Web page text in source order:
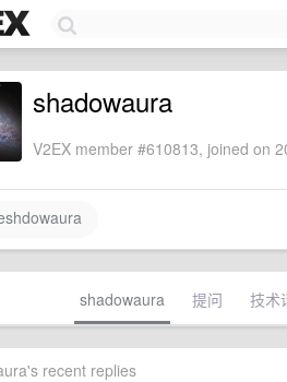
shadowaura
V2EX member #610813, joined on
shadowaura 提问 技术
recent replies